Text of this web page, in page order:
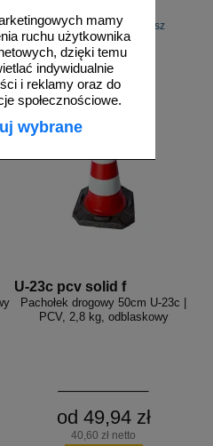
mamy
ruchu użytkownika
dzięki temu
indywidualnie
i reklamy oraz do
społecznościowe.
wybrane
się zainteresowaniem naszych
produktów jednocześnie możesz
U-23c pcv solid f
Pachołek drogowy 50cm U-23c |
PCV, 2,8 kg, odblaskowy
od 49,94 zł
40,60 zł netto